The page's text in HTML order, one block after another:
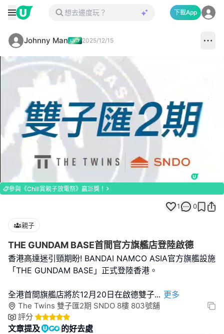
下載App
Johnny Man 2025/12/15
100.00%
Unmute
參與《Chill賞親子放電祭》贏巨獎！
1 0
親子
THE GUNDAM BASE首間官方旗艦店登陸啟德
香港高達迷引頸期盼! BANDAI NAMCO ASIA官方旗艦設施
「THE GUNDAM BASE」正式登陸香港。
全港首間旗艦店將於12月20日在啟德雙子... 更多
The Twins 雙子匯2期 SNDO 8樓 803號舖
評分
文章提及 的好去處